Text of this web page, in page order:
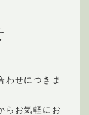
わせにつきま
らお気軽にお